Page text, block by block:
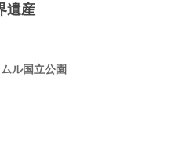
遺産
ル国立公園